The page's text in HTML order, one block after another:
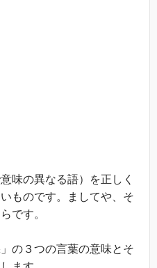
味の異なる語）を正しく
ものです。ましてや、そ
です。
の３つの言葉の意味とそ